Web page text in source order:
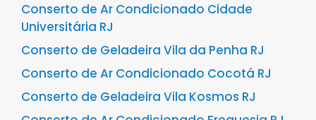
Conserto de Ar Condicionado Cidade
Universitária RJ
Conserto de Geladeira Vila da Penha RJ
Conserto de Ar Condicionado Cocotá RJ
Conserto de Geladeira Vila Kosmos RJ